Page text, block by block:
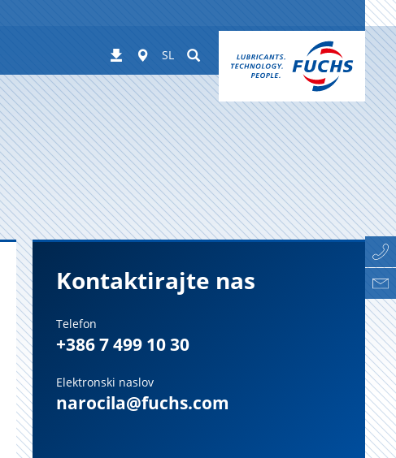
PrenosiWorldwide
SL Suchen
Kontaktirajte nas
Telefon
+386 7 499 10 30
Elektronski naslov
narocila@fuchs.com